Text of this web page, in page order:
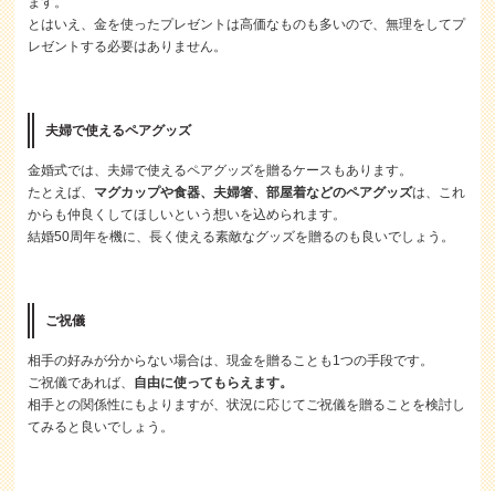
とはいえ、金を使ったプレゼントは高価なものも多いので、無理をしてプ
レゼントする必要はありません。
夫婦で使えるペアグッズ
金婚式では、夫婦で使えるペアグッズを贈るケースもあります。
たとえば、 マグカップや食器、夫婦箸、部屋着などのペアグッズは、これ
からも仲良くしてほしいという想いを込められます。
結婚50周年を機に、長く使える素敵なグッズを贈るのも良いでしょう。
ご祝儀
相手の好みが分からない場合は、現金を贈ることも1つの手段です。
ご祝儀であれば、 自由に使ってもらえます。
相手との関係性にもよりますが、状況に応じてご祝儀を贈ることを検討し
てみると良いでしょう。